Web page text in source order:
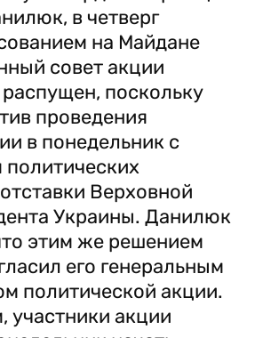
в четверг
на Майдане
совет акции
поскольку
проведения
в понедельник с
Верховной
Украины. Данилюк
этим же решением
его генеральным
политической акции.
участники акции